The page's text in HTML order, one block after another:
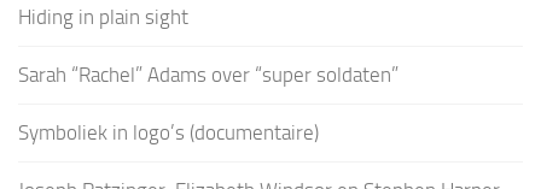
Hiding in plain sight
Sarah “Rachel” Adams over “super soldaten”
Symboliek in logo’s (documentaire)